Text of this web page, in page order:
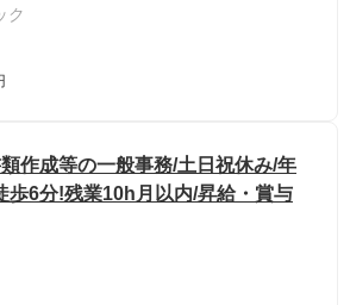
ク
類作成等の一般事務/土日祝休み/年
歩6分!残業10h月以内/昇給・賞与